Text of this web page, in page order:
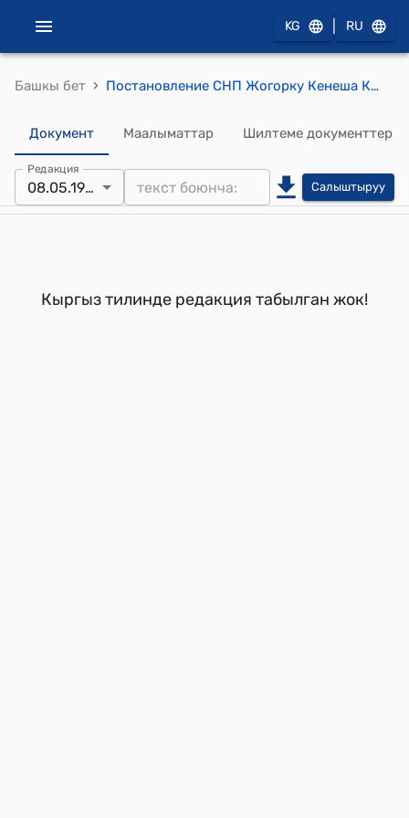
KG RU
Башкы бет › Постановление СНП Жогорку Кенеша КР от 8 мая 1998 года П № 828-1-ХII "Об образовании депутатских комиссий по проверке средств внебюджетных фондов за 1997 год"
Документ Маалыматтар Шилтеме документтер
Редакция
08.05.1998 Салыштыруу
Кыргыз тилинде редакция табылган жок!